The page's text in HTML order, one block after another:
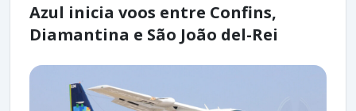
Azul inicia voos entre Confins,
Diamantina e São João del-Rei